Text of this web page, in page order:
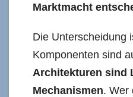
Marktmacht
Die Unterscheidung
Komponenten sind
Architekturen sind
Mechanismen. Wer